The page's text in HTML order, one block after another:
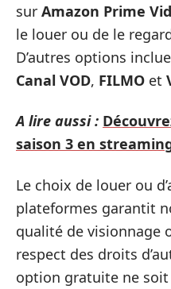
sur Amazon Prime
le louer ou de le
D’autres options
Canal VOD, FILMO et
A lire aussi :
saison 3 en
Le choix de louer ou
plateformes garantit
qualité de visionnage
respect des droits
option gratuite ne